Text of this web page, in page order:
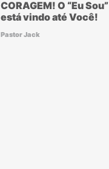
CORAGEM! O “Eu Sou”
está vindo até Você!
Pastor Jack